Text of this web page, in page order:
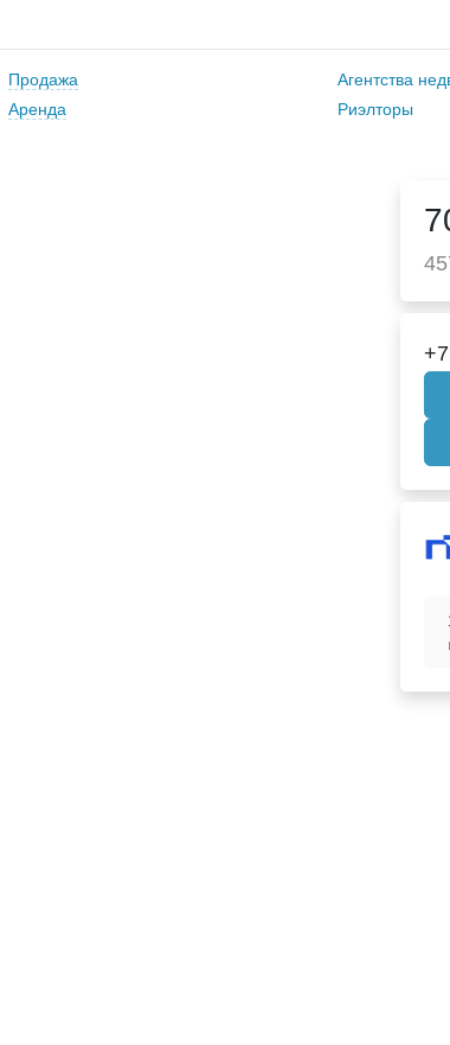
Продажа
Аренда
Агентства
Риэлторы